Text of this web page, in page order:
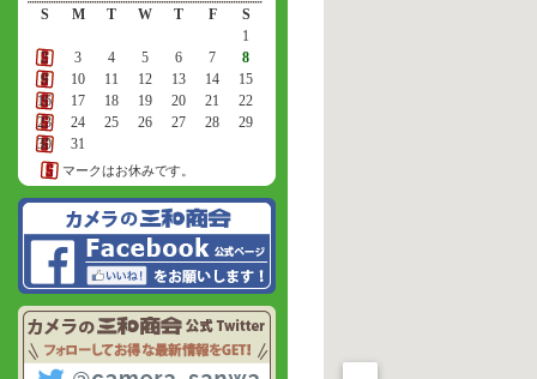
S
M T W T F
S
1
2
3 4 5 6 7
8
9
10 11 12 13 14
15
16
17 18 19 20 21
22
23
24 25 26 27 28
29
30
31
マークはお休みです。